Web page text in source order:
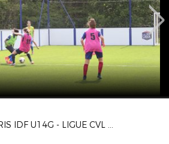
PARIS IDF U14G - LIGUE CVL U15G